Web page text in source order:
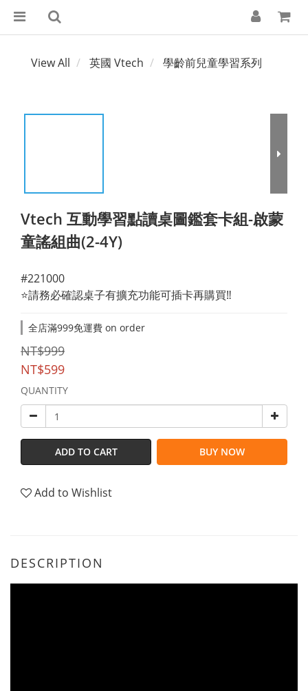
View All 英國 Vtech 學齡前兒童學習系列
Vtech 互動學習點讀桌圖鑑套卡組-啟蒙
童謠組曲(2-4Y)
#221000
⭐請務必確認桌子有擴充功能可插卡再購買‼
全店滿999免運費 on order
NT$999
NT$599
QUANTITY
ADD TO CART BUY NOW
Add to Wishlist
DESCRIPTION